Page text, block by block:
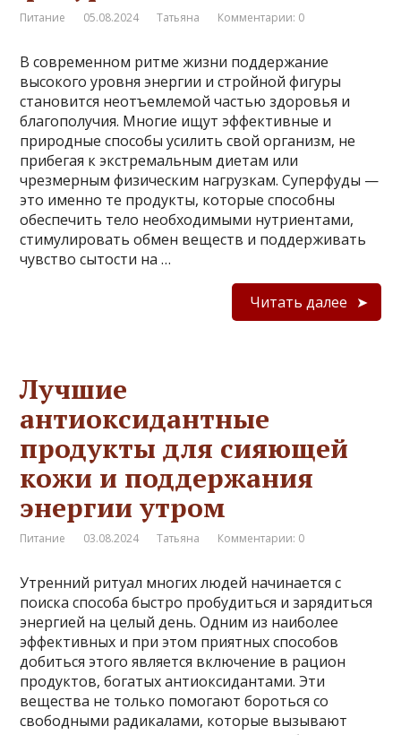
Питание 05.08.2024 Татьяна Комментарии: 0
В современном ритме жизни поддержание
высокого уровня энергии и стройной фигуры
становится неотъемлемой частью здоровья и
благополучия. Многие ищут эффективные и
природные способы усилить свой организм, не
прибегая к экстремальным диетам или
чрезмерным физическим нагрузкам. Суперфуды —
это именно те продукты, которые способны
обеспечить тело необходимыми нутриентами,
стимулировать обмен веществ и поддерживать
чувство сытости на …
Читать далее
Лучшие
антиоксидантные
продукты для сияющей
кожи и поддержания
энергии утром
Питание 03.08.2024 Татьяна Комментарии: 0
Утренний ритуал многих людей начинается с
поиска способа быстро пробудиться и зарядиться
энергией на целый день. Одним из наиболее
эффективных и при этом приятных способов
добиться этого является включение в рацион
продуктов, богатых антиоксидантами. Эти
вещества не только помогают бороться со
свободными радикалами, которые вызывают